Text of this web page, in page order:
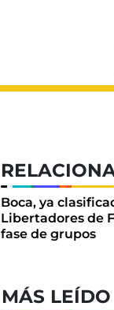
Boca, ya
Libertadores de
fase de grupos
MÁS LEÍDO